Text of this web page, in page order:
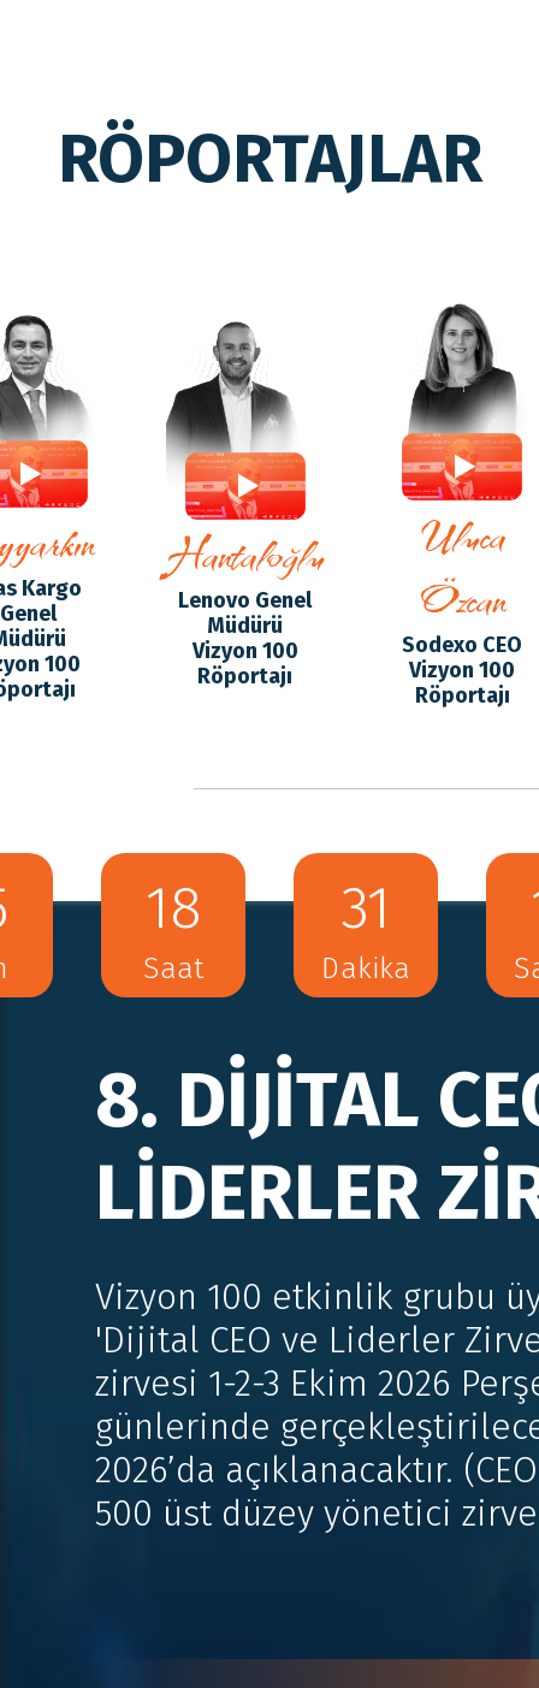
detaylar için tıklayın
detaylar için tıklayın
detaylar için tıklayın
detaylar için tıklayın
RÖPORTAJLAR
Kargo
Genel
100
Emre
Hantaloğlu
Lenovo Genel
Müdürü
Vizyon 100
Röportajı
Eda
Uluca
Özcan
Sodexo CEO
Vizyon 100
Röportajı
8. DİJİTAL
LİDERLER
Vizyon 100 etkinlik grubu
'Dijital CEO ve Liderler
zirvesi 1-2-3 Ekim 2026
günlerinde
2026’da açıklanacaktır.
500 üst düzey yönetici
18
Saat
31
Dakika